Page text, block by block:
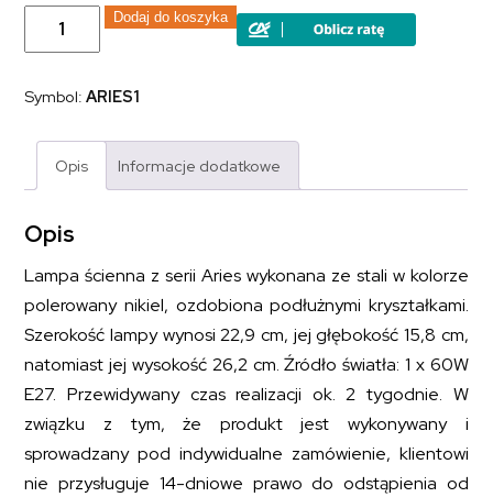
ilość
Lampa
ścienna
kolor
Glamour
Dodaj do koszyka
Symbol:ARIES1
Opis Informacje dodatkowe
Opis
Lampa ścienna z serii Aries wykonana ze stali w kolorze
polerowany nikiel, ozdobiona podłużnymi kryształkami.
Szerokość lampy wynosi 22,9 cm, jej głębokość 15,8 cm,
natomiast jej wysokość 26,2 cm. Źródło światła: 1 x 60W
E27. Przewidywany czas realizacji ok. 2 tygodnie. W
związku z tym, że produkt jest wykonywany i
sprowadzany pod indywidualne zamówienie, klientowi
nie przysługuje 14-dniowe prawo do odstąpienia od